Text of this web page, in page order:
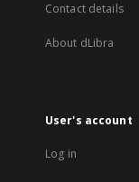
Contact details
About dLibra
User's account
Log in